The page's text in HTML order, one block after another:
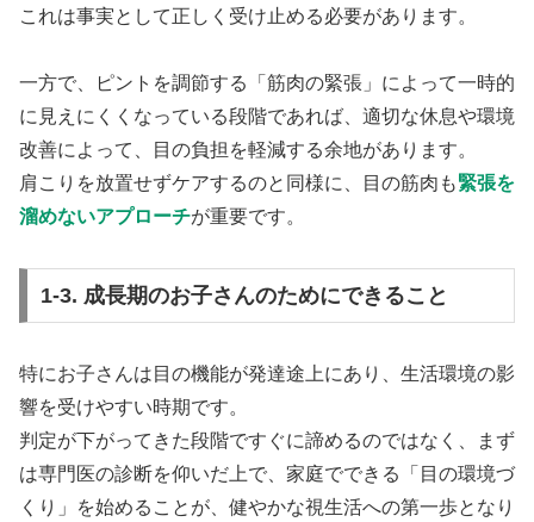
これは事実として正しく受け止める必要があります。
一方で、ピントを調節する「筋肉の緊張」によって一時的
に見えにくくなっている段階であれば、適切な休息や環境
改善によって、目の負担を軽減する余地があります。
肩こりを放置せずケアするのと同様に、目の筋肉も緊張を
溜めないアプローチが重要です。
1-3. 成長期のお子さんのためにできること
特にお子さんは目の機能が発達途上にあり、生活環境の影
響を受けやすい時期です。
判定が下がってきた段階ですぐに諦めるのではなく、まず
は専門医の診断を仰いだ上で、家庭でできる「目の環境づ
くり」を始めることが、健やかな視生活への第一歩となり